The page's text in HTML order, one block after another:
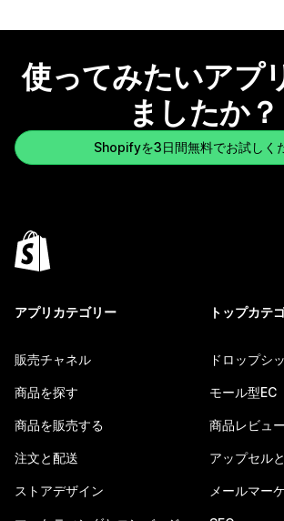
使ってみたいアプ
ましたか？
Shopifyを3日間無料でお試しく
アプリカテゴリー
販売チャネル
商品を探す
商品を販売する
注文と配送
ストアデザイン
トップカテ
ドロップシ
モール型EC
商品レビュー
アップセル
メールマー